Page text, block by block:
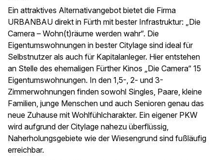
Ein attraktives Alternativangebot bietet die Firma
URBANBAU direkt in Fürth mit bester Infrastruktur: „Die
Camera – Wohn(t)räume werden wahr“. Die
Eigentumswohnungen in bester Citylage sind ideal für
Selbstnutzer als auch für Kapitalanleger. Hier entstehen
an Stelle des ehemaligen Fürther Kinos „Die Camera“ 15
Eigentumswohnungen. In den 1,5-, 2- und 3-
Zimmerwohnungen finden sowohl Singles, Paare, kleine
Familien, junge Menschen und auch Senioren genau das
neue Zuhause mit Wohlfühlcharakter. Ein eigener PKW
wird aufgrund der Citylage nahezu überflüssig,
Naherholungsgebiete wie der Wiesengrund sind fußläufig
erreichbar.